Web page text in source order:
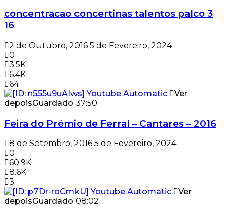
concentracao concertinas talentos palco 3
16
2 de Outubro, 2016 5 de Fevereiro, 2024
0
3.5K
6.4K
64
Ver
depoisGuardado 37:50
Feira do Prémio de Ferral – Cantares – 2016
8 de Setembro, 2016 5 de Fevereiro, 2024
0
60.9K
8.6K
3
Ver
depoisGuardado 08:02